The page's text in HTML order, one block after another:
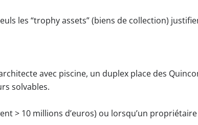
les “trophy assets” (biens de collection)
avec piscine, un duplex place des
solvables.
> 10 millions d’euros) ou lorsqu’un